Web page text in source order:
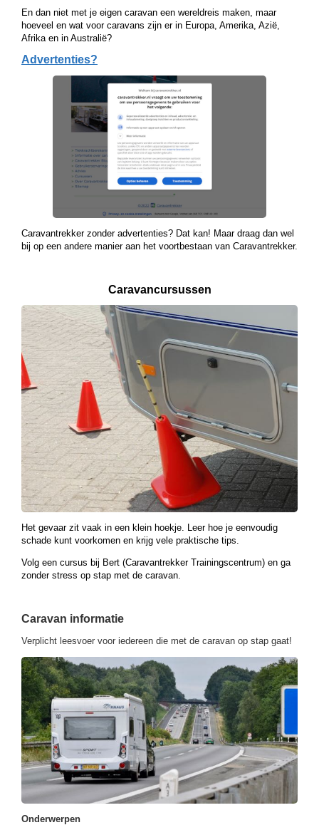
En dan niet met je eigen caravan een wereldreis maken, maar
hoeveel en wat voor caravans zijn er in Europa, Amerika, Azië,
Afrika en in Australië?
Advertenties?
Caravantrekker zonder advertenties? Dat kan! Maar draag dan wel
bij op een andere manier aan het voortbestaan van Caravantrekker.
Caravancursussen
Het gevaar zit vaak in een klein hoekje. Leer hoe je eenvoudig
schade kunt voorkomen en krijg vele praktische tips.
Volg een cursus bij Bert (Caravantrekker Trainingscentrum) en ga
zonder stress op stap met de caravan.
Caravan informatie
Verplicht leesvoer voor iedereen die met de caravan op stap gaat!
Onderwerpen